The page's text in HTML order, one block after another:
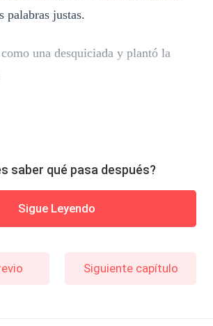
palabras justas.
una desquiciada y plantó la
saber qué pasa después?
Sigue Leyendo
Siguiente capítulo